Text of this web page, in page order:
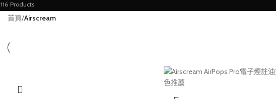
116 Products
首頁/Airscream